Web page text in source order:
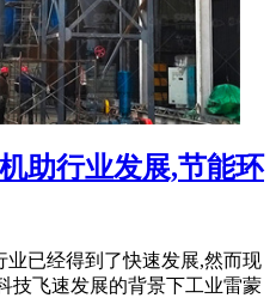
助行业发展,节能环
业已经得到了快速发展,然而现
技飞速发展的背景下工业雷蒙